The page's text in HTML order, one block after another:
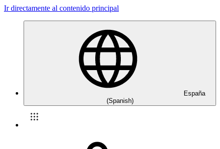
Ir directamente al contenido principal
España
(Spanish)